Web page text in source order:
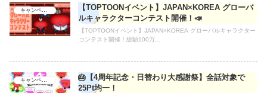
【TOPTOONイベント】JAPAN×KOREA グローバ
ルキャラクターコンテスト開催！📣
【TOPTOONイベント】JAPAN×KOREA グローバルキャラクター
コンテスト開催！総額100万...
🎂【4周年記念・日替わり大感謝祭】全話対象で
25Pt均一！